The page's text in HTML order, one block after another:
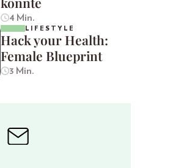
4 Min.
LIFESTYLE
Hack your Health:
Female Blueprint
3 Min.